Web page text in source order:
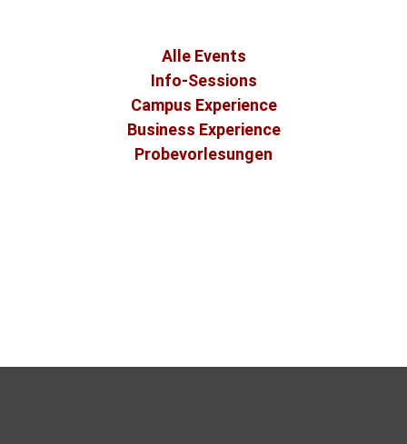
Alle Events
Info-Sessions
Campus Experience
Business Experience
Probevorlesungen